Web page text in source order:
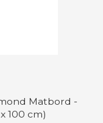
Matbord -
100 cm)